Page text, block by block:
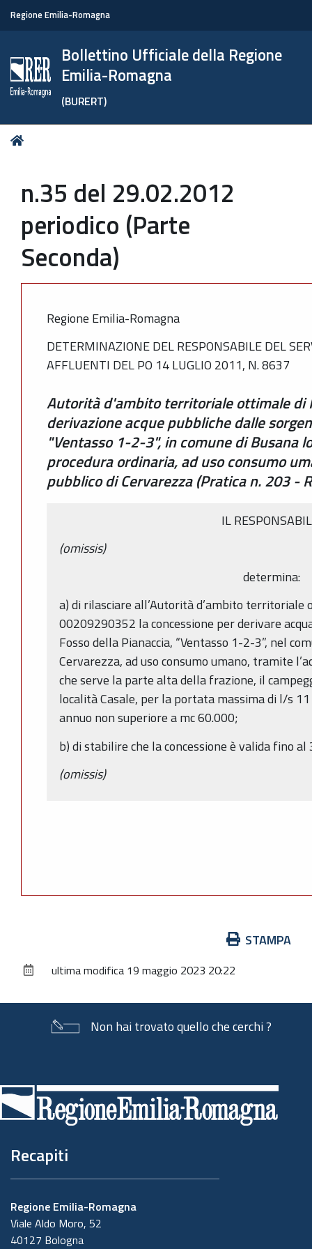
Regione Emilia-Romagna
Bollettino Ufficiale della Regione
Emilia-Romagna
(BURERT)
Tu
n.35 del 29.02.2012
periodico (Parte
Seconda)
Regione Emilia-Romagna
DETERMINAZIONE DEL RESPONSABILE DEL
AFFLUENTI DEL PO 14 LUGLIO 2011, N. 8637
Autorità d'ambito territoriale ottimale di
derivazione acque pubbliche dalle
"Ventasso 1-2-3", in comune di Busana
procedura ordinaria, ad uso consumo
pubblico di Cervarezza (Pratica n. 203 -
IL
(omissis)
determina:
a) di rilasciare all’Autorità d’ambito territoriale
00209290352 la concessione per derivare
Fosso della Pianaccia, “Ventasso 1-2-3”, nel
Cervarezza, ad uso consumo umano, tramite
che serve la parte alta della frazione, il
località Casale, per la portata massima di l/s
annuo non superiore a mc 60.000;
b) di stabilire che la concessione è valida fino
(omissis)
documento
STAMPA
ultima modifica 19 maggio 2023 20:22
Non hai trovato quello che cerchi ?
di
pagina
Recapiti
Regione Emilia-Romagna
Viale Aldo Moro, 52
40127 Bologna